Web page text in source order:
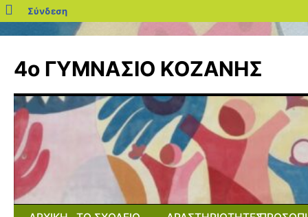
blogs.sch.gr
Σύνδεση
περιεχόμενο
4ο ΓΥΜΝΑΣΙΟ ΚΟΖΑΝΗΣ